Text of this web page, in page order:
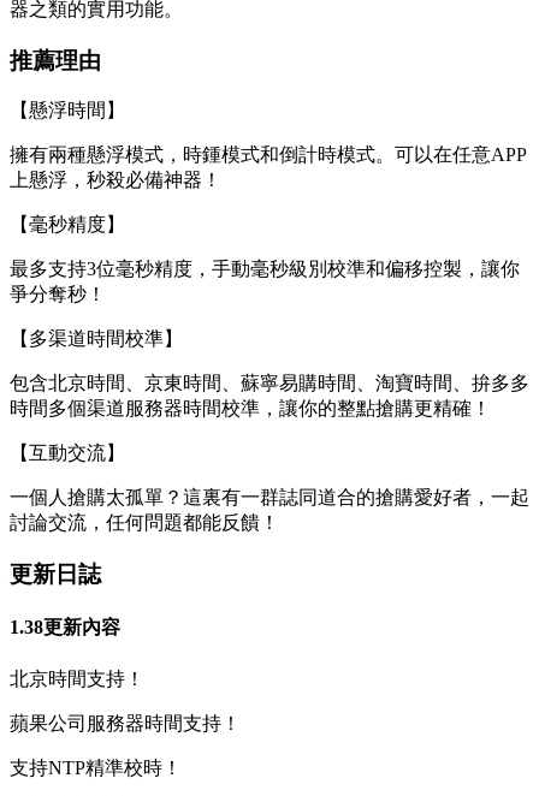
器之類的實用功能。
推薦理由
【懸浮時間】
擁有兩種懸浮模式，時鍾模式和倒計時模式。可以在任意APP
上懸浮，秒殺必備神器！
【毫秒精度】
最多支持3位毫秒精度，手動毫秒級別校準和偏移控製，讓你
爭分奪秒！
【多渠道時間校準】
包含北京時間、京東時間、蘇寧易購時間、淘寶時間、拚多多
時間多個渠道服務器時間校準，讓你的整點搶購更精確！
【互動交流】
一個人搶購太孤單？這裏有一群誌同道合的搶購愛好者，一起
討論交流，任何問題都能反饋！
更新日誌
1.38更新內容
北京時間支持！
蘋果公司服務器時間支持！
支持NTP精準校時！